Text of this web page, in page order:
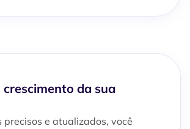
crescimento da sua
precisos e atualizados, você